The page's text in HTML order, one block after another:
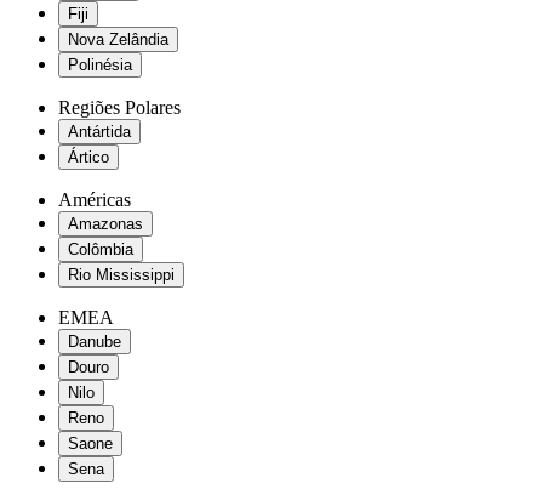
Fiji
Nova Zelândia
Polinésia
Regiões Polares
Antártida
Ártico
Américas
Amazonas
Colômbia
Rio Mississippi
EMEA
Danube
Douro
Nilo
Reno
Saone
Sena